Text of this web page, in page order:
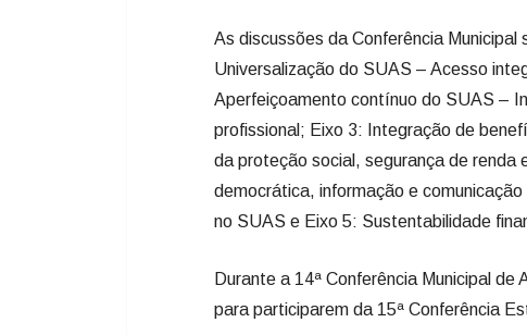
As discussões da Conferência
Universalização do SUAS – Acesso
Aperfeiçoamento contínuo do SUAS –
profissional; Eixo 3: Integração de
da proteção social, segurança de renda
democrática, informação e
no SUAS e Eixo 5: Sustentabilidade
Durante a 14ª Conferência Municipal
para participarem da 15ª Conferência